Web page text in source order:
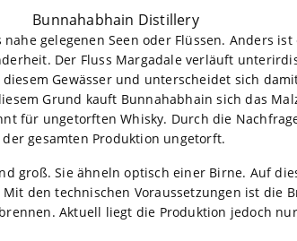
gelegenen Seen oder Flüssen. Anders
Der Fluss Margadale verläuft
Gewässer und unterscheidet sich
Grund kauft Bunnahabhain sich das
für ungetorften Whisky. Durch die
gesamten Produktion ungetorft.
groß. Sie ähneln optisch einer Birne. Auf
Mit den technischen Voraussetzungen ist die
Aktuell liegt die Produktion jedoch